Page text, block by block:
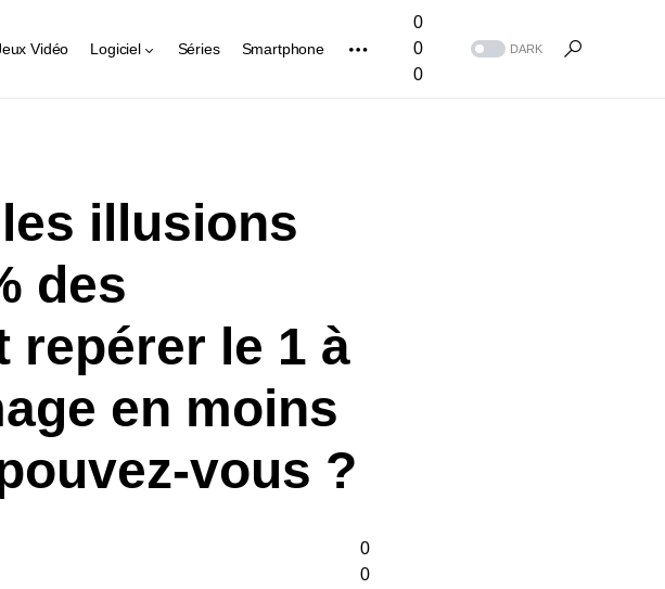
Vidéo Logiciel Séries Smartphone
0
0
0
DARK
illusions
des
repérer le 1 à
en moins
vous ?
0
0